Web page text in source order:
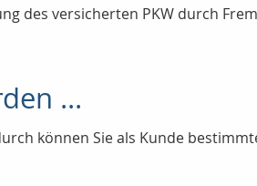
des versicherten PKW durch
...
können Sie als Kunde